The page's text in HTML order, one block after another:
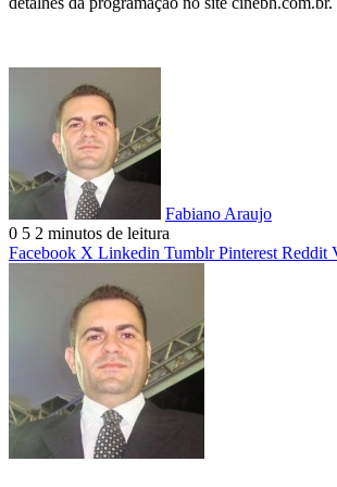
Fabiano Araujo
0 5 2 minutos de leitura
Facebook X Linkedin Tumblr Pinterest Reddit